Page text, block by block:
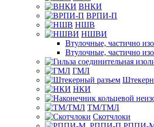
ВНКИ
ВРПИ-П
НШВ
НШВИ
Втулочные, частично
Втулочные, частично
ГМЛ
НКИ
ТМ/ТМЛ
Скотчлоки